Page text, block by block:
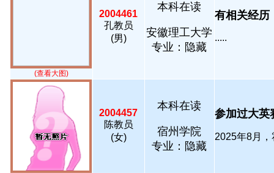
(查看大图)
2004461
孔教员
(男)
本科在读
安徽理工大学
专业：隐藏
有相关经历
.....
2004457
陈教员
(女)
本科在读
宿州学院
专业：隐藏
参加过大英
2025年8月